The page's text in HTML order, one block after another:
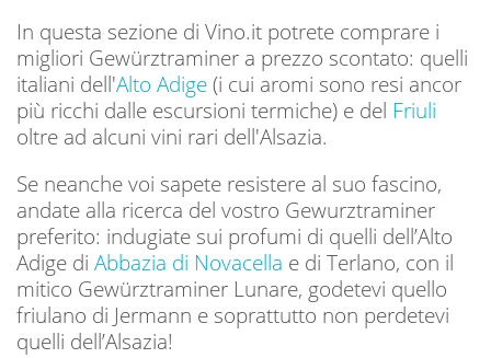
In questa sezione di Vino.it potrete comprare i
migliori Gewürztraminer a prezzo scontato: quelli
italiani dell'Alto Adige(i cui aromi sono resi ancor
più ricchi dalle escursioni termiche) e del Friuli
oltre ad alcuni vini rari dell'Alsazia.
Se neanche voi sapete resistere al suo fascino,
andate alla ricerca del vostro Gewurztraminer
preferito: indugiate sui profumi di quelli dell’Alto
Adige di Abbazia di Novacella e di Terlano, con il
mitico Gewürztraminer Lunare, godetevi quello
friulano di Jermann e soprattutto non perdetevi
quelli dell’Alsazia!